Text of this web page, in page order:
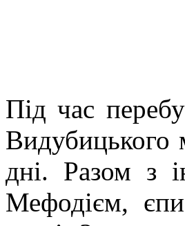
Під час
Видубицького
дні. Разом з
Мефодієм,